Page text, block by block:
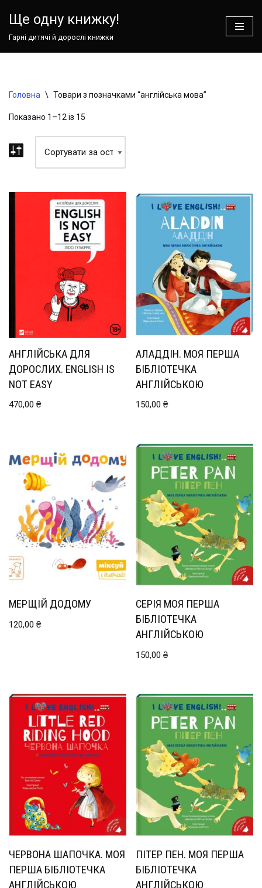
Ще одну книжку!
Гарні дитячі й дорослі книжки
Головна \ Товари з позначками “англійська мова”
Показано 1–12 із 15
АНГЛІЙСЬКА ДЛЯ
ДОРОСЛИХ. ENGLISH IS
NOT EASY
470,00 ₴
АЛАДДІН. МОЯ ПЕРША
БІБЛІОТЕЧКА
АНГЛІЙСЬКОЮ
150,00₴
МЕРЩІЙ ДОДОМУ
120,00 ₴
СЕРІЯ МОЯ ПЕРША
БІБЛІОТЕЧКА
АНГЛІЙСЬКОЮ
150,00₴
ЧЕРВОНА ШАПОЧКА. МОЯ
ПЕРША БІБЛІОТЕЧКА
АНГЛІЙСЬКОЮ
ПІТЕР ПЕН. МОЯ ПЕРША
БІБЛІОТЕЧКА
АНГЛІЙСЬКОЮ